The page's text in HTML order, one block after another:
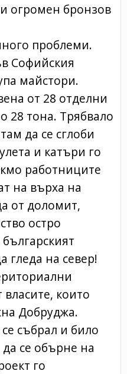
огромен бронзов
проблеми.
Софийския
майстори.
от 28 отделни
28 тона. Трябвало
да се сглоби
и катъри го
работниците
на върха на
от доломит,
остро
гледа на север!
власите, които
Добруджа.
събрал и било
се обърне на
го